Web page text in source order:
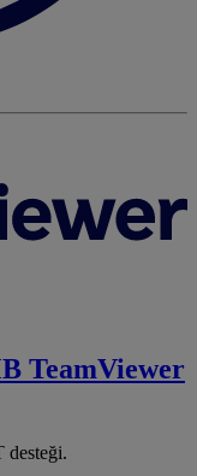
TeamViewer
desteği.